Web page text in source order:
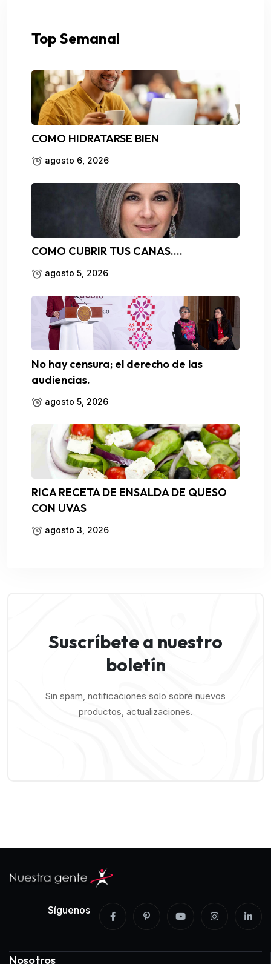
Top Semanal
COMO HIDRATARSE BIEN
agosto 6, 2026
COMO CUBRIR TUS CANAS….
agosto 5, 2026
No hay censura; el derecho de las
audiencias.
agosto 5, 2026
RICA RECETA DE ENSALDA DE QUESO
CON UVAS
agosto 3, 2026
Suscríbete a nuestro
boletín
Sin spam, notificaciones solo sobre nuevos
productos, actualizaciones.
Síguenos
Nosotros